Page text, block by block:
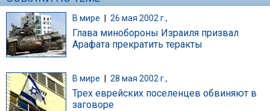
В мире | 26 мая 2002 г.,
Глава минобороны Израиля призвал
Арафата прекратить теракты
В мире 28 мая 2002 г.,
Трех еврейских поселенцев обвиняют в
заговоре